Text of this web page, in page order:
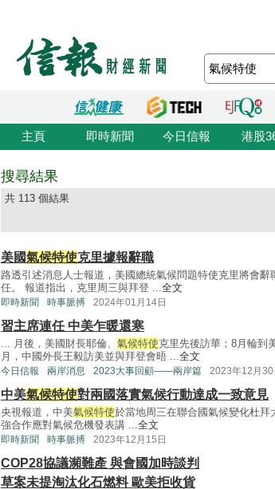
主頁 即時新聞 今日信報 港股
搜尋結果
共 113 個結果
美國氣候特使克里據報辭職
路透引述消息人士報道，美國總統氣候問題特使克里將會
任。 報道指出，克里周三與拜登 ...全文
即時新聞 時事脈搏 2024年01月14日
習主席連任 中美乍暖還寒
... 月後，美國財長耶倫、 氣候特使克里先後訪華；8月輪到
月，中國外長王毅訪美並與拜登會晤 ...全文
今日信報 兩岸消息 2023大事回顧——兩岸篇 2023年12月30
中美氣候特使對兩國落實氣候行動達成一致意見
央視報道，中美氣候特使於當地周三在聯合國氣候變化杜拜
強合作應對氣候危機發表講 ...全文
即時新聞 時事脈搏 2023年12月15日
COP28協議瀕難產 與會國加時談判
草案未提淘汰化石燃料 歐美拒收貨